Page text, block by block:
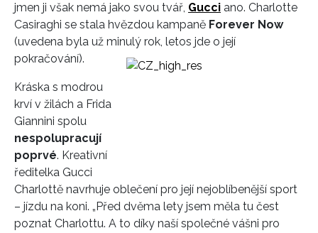
jmen ji však nemá jako svou tvář, Gucci ano. Charlotte
Casiraghi se stala hvězdou kampaně Forever Now
(uvedena byla už minulý rok, letos jde o její
pokračování).
Kráska s modrou
krví v žilách a Frida
Giannini spolu
nespolupracují
poprvé. Kreativní
ředitelka Gucci
Charlottě navrhuje oblečení pro její nejoblíbenější sport
– jízdu na koni. „Před dvěma lety jsem měla tu čest
poznat Charlottu. A to díky naší společné vášni pro